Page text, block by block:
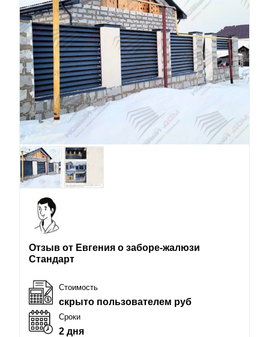
Отзыв от Евгения о заборе-жалюзи
Стандарт
Стоимость
скрыто пользователем руб
Сроки
2 дня